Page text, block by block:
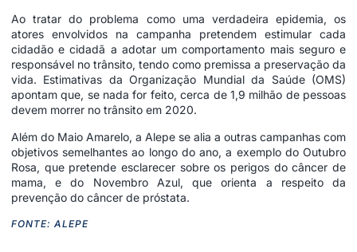
Ao tratar do problema como uma verdadeira epidemia, os
atores envolvidos na campanha pretendem estimular cada
cidadão e cidadã a adotar um comportamento mais seguro e
responsável no trânsito, tendo como premissa a preservação da
vida. Estimativas da Organização Mundial da Saúde (OMS)
apontam que, se nada for feito, cerca de 1,9 milhão de pessoas
devem morrer no trânsito em 2020.
Além do Maio Amarelo, a Alepe se alia a outras campanhas com
objetivos semelhantes ao longo do ano, a exemplo do Outubro
Rosa, que pretende esclarecer sobre os perigos do câncer de
mama, e do Novembro Azul, que orienta a respeito da
prevenção do câncer de próstata.
FONTE: ALEPE